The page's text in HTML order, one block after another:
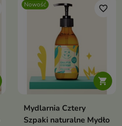
Nowość

favorite_border
Mydlarnia Cztery
Szpaki naturalne Mydło